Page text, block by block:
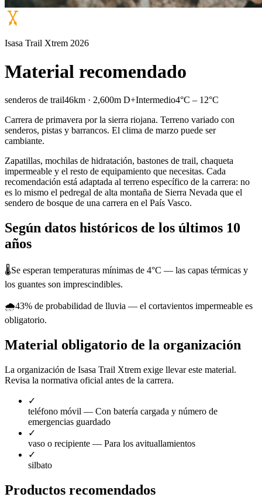
Isasa Trail Xtrem 2026
Material recomendado
senderos de trail46km · 2,600m D+Intermedio4°C – 12°C
Carrera de primavera por la sierra riojana. Terreno variado con
senderos, pistas y barrancos. El clima de marzo puede ser
cambiante.
Zapatillas, mochilas de hidratación, bastones de trail, chaqueta
impermeable y el resto de equipamiento que necesitas. Cada
recomendación está adaptada al terreno específico de la carrera: no
es lo mismo el pedregal de alta montaña de Sierra Nevada que el
sendero de bosque de una carrera en el País Vasco.
Según datos históricos de los últimos 10
años
🌡️Se esperan temperaturas mínimas de 4°C — las capas térmicas y
los guantes son imprescindibles.
🌧️43% de probabilidad de lluvia — el cortavientos impermeable es
obligatorio.
Material obligatorio de la organización
La organización de Isasa Trail Xtrem exige llevar este material.
Revisa la normativa oficial antes de la carrera.
✓
teléfono móvil — Con batería cargada y número de
emergencias guardado
✓
vaso o recipiente — Para los avituallamientos
✓
silbato
Productos recomendados